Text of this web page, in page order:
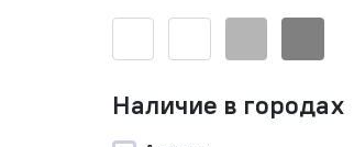
Наличие в городах